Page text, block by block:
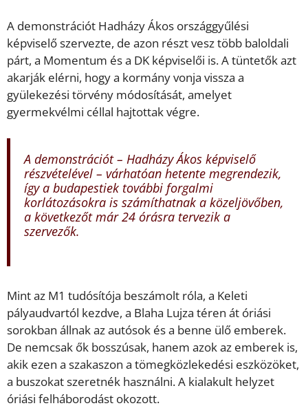
A demonstrációt Hadházy Ákos országgyűlési
képviselő szervezte, de azon részt vesz több baloldali
párt, a Momentum és a DK képviselői is. A tüntetők azt
akarják elérni, hogy a kormány vonja vissza a
gyülekezési törvény módosítását, amelyet
gyermekvélmi céllal hajtottak végre.
A demonstrációt – Hadházy Ákos képviselő
részvételével – várhatóan hetente megrendezik,
így a budapestiek további forgalmi
korlátozásokra is számíthatnak a közeljövőben,
a következőt már 24 órásra tervezik a
szervezők.
Mint az M1 tudósítója beszámolt róla, a Keleti
pályaudvartól kezdve, a Blaha Lujza téren át óriási
sorokban állnak az autósok és a benne ülő emberek.
De nemcsak ők bosszúsak, hanem azok az emberek is,
akik ezen a szakaszon a tömegközlekedési eszközöket,
a buszokat szeretnék használni. A kialakult helyzet
óriási felháborodást okozott.